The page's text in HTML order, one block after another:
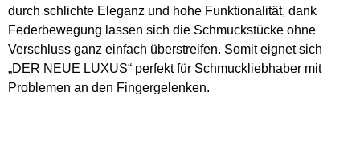
durch schlichte Eleganz und hohe Funktionalität, dank
Federbewegung lassen sich die Schmuckstücke ohne
Verschluss ganz einfach überstreifen. Somit eignet sich
„DER NEUE LUXUS“ perfekt für Schmuckliebhaber mit
Problemen an den Fingergelenken.